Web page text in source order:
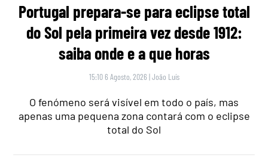
Portugal prepara-se para eclipse total
do Sol pela primeira vez desde 1912:
saiba onde e a que horas
15:10 6 Agosto, 2026 |João Luís
O fenómeno será visível em todo o país, mas
apenas uma pequena zona contará com o eclipse
total do Sol